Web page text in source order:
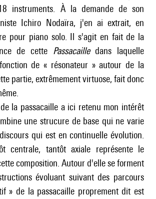
instruments. À la demande de son
Ichiro Nodaïra, j'en ai extrait, en
pour piano solo. Il s'agit en fait de la
de cette Passacailledans laquelle
de « résonateur » autour de la
partie, extrêmement virtuose, fait donc
la passacaille a ici retenu mon intérêt
une strucure de base qui ne varie
qui est en continuelle évolution.
centrale, tantôt axiale représente le
composition. Autour d'elle se forment
évoluant suivant des parcours
» de la passacaille proprement dit est